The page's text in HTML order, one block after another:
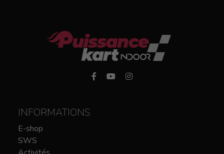
INFORMATIONS
E-shop
SWS